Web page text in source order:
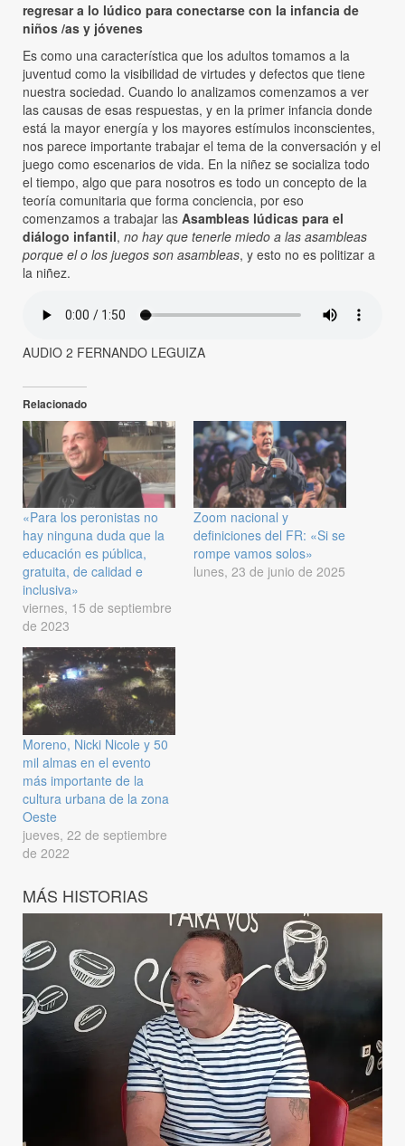
regresar a lo lúdico para conectarse con la infancia de
niños /as y jóvenes
Es como una característica que los adultos tomamos a la
juventud como la visibilidad de virtudes y defectos que tiene
nuestra sociedad. Cuando lo analizamos comenzamos a ver
las causas de esas respuestas, y en la primer infancia donde
está la mayor energía y los mayores estímulos inconscientes,
nos parece importante trabajar el tema de la conversación y el
juego como escenarios de vida. En la niñez se socializa todo
el tiempo, algo que para nosotros es todo un concepto de la
teoría comunitaria que forma conciencia, por eso
comenzamos a trabajar las Asambleas lúdicas para el
diálogo infantil, no hay que tenerle miedo a las asambleas
porque el o los juegos son asambleas, y esto no es politizar a
la niñez.
AUDIO 2 FERNANDO LEGUIZA
Relacionado
«Para los peronistas no
hay ninguna duda que la
educación es pública,
gratuita, de calidad e
inclusiva»
viernes, 15 de septiembre
de 2023
Zoom nacional y
definiciones del FR: «Si se
rompe vamos solos»
lunes, 23 de junio de 2025
Moreno, Nicki Nicole y 50
mil almas en el evento
más importante de la
cultura urbana de la zona
Oeste
jueves, 22 de septiembre
de 2022
MÁS HISTORIAS